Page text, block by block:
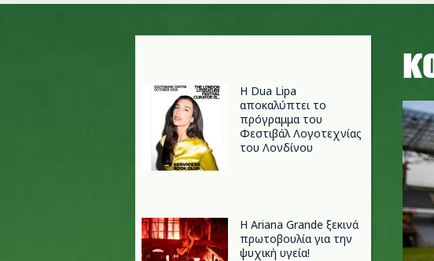
Η Dua Lipa
αποκαλύπτει το
πρόγραμμα του
Φεστιβάλ Λογοτεχνίας
του Λονδίνου
Η Ariana Grande ξεκινά
πρωτοβουλία για την
ψυχική υγεία!